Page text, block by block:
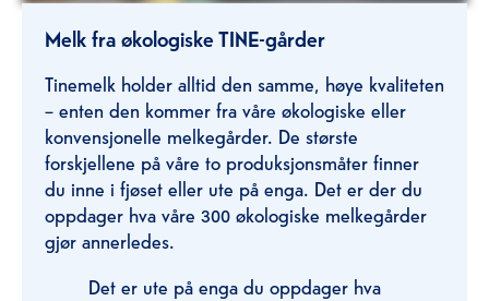
Melk fra økologiske TINE-gårder
Tinemelk holder alltid den samme, høye kvaliteten
– enten den kommer fra våre økologiske eller
konvensjonelle melkegårder. De største
forskjellene på våre to produksjonsmåter finner
du inne i fjøset eller ute på enga. Det er der du
oppdager hva våre 300 økologiske melkegårder
gjør annerledes.
Det er ute på enga du oppdager hva